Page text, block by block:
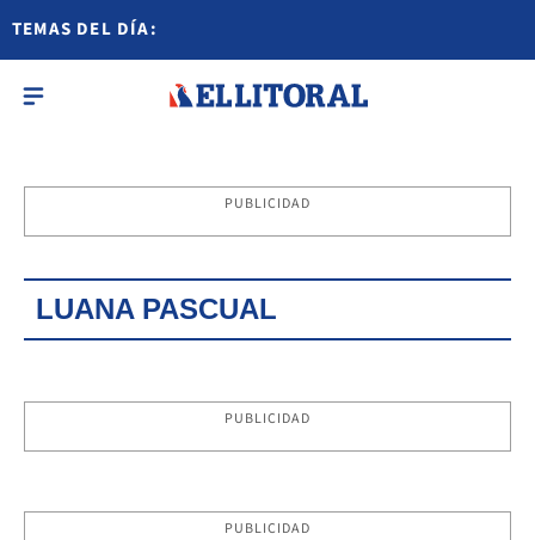
TEMAS DEL DÍA:
PUBLICIDAD
LUANA PASCUAL
PUBLICIDAD
PUBLICIDAD